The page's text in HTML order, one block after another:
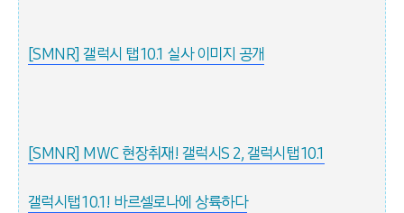
[SMNR] 갤럭시 탭 10.1 실사 이미지 공개
[SMNR] MWC 현장취재! 갤럭시S 2, 갤럭시탭 10.1
갤럭시탭 10.1! 바르셀로나에 상륙하다